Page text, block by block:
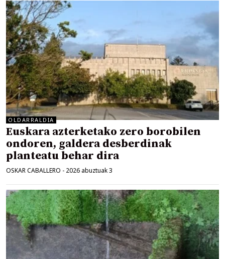
OLDARRALDIA
Euskara azterketako zero borobilen
ondoren, galdera desberdinak
planteatu behar dira
OSKAR CABALLERO - 2026 abuztuak 3